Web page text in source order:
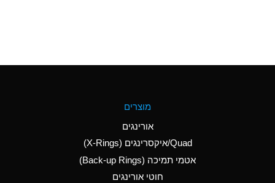
Aluminum Nitrate
(Aqueous)
Aluminum Phosphate
מוצרים
אורינגים
Quad/איקסרינגים (X-Rings)
אטמי תמיכה (Back-up Rings)
חוטי אורינגים